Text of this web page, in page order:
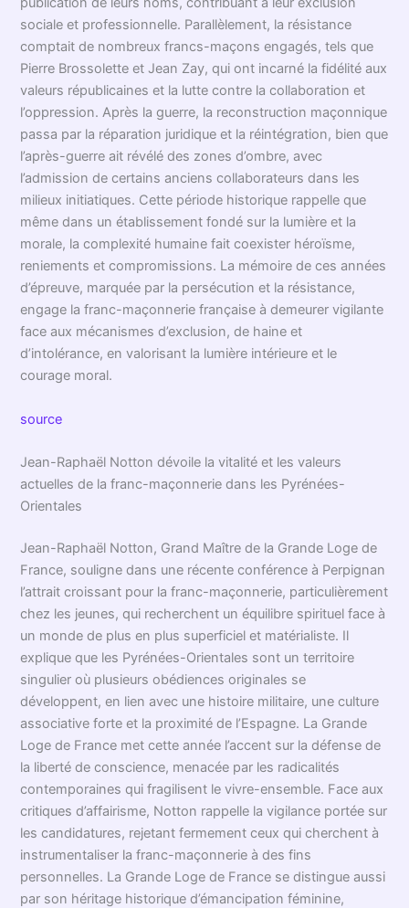
sociale et professionnelle. Parallèlement, la résistance
comptait de nombreux francs-maçons engagés, tels que
Pierre Brossolette et Jean Zay, qui ont incarné la fidélité aux
valeurs républicaines et la lutte contre la collaboration et
l’oppression. Après la guerre, la reconstruction maçonnique
passa par la réparation juridique et la réintégration, bien que
l’après-guerre ait révélé des zones d’ombre, avec
l’admission de certains anciens collaborateurs dans les
milieux initiatiques. Cette période historique rappelle que
même dans un établissement fondé sur la lumière et la
morale, la complexité humaine fait coexister héroïsme,
reniements et compromissions. La mémoire de ces années
d’épreuve, marquée par la persécution et la résistance,
engage la franc-maçonnerie française à demeurer vigilante
face aux mécanismes d’exclusion, de haine et
d’intolérance, en valorisant la lumière intérieure et le
courage moral.
source
Jean-Raphaël Notton dévoile la vitalité et les valeurs
actuelles de la franc-maçonnerie dans les Pyrénées-
Orientales
Jean-Raphaël Notton, Grand Maître de la Grande Loge de
France, souligne dans une récente conférence à Perpignan
l’attrait croissant pour la franc-maçonnerie, particulièrement
chez les jeunes, qui recherchent un équilibre spirituel face à
un monde de plus en plus superficiel et matérialiste. Il
explique que les Pyrénées-Orientales sont un territoire
singulier où plusieurs obédiences originales se
développent, en lien avec une histoire militaire, une culture
associative forte et la proximité de l’Espagne. La Grande
Loge de France met cette année l’accent sur la défense de
la liberté de conscience, menacée par les radicalités
contemporaines qui fragilisent le vivre-ensemble. Face aux
critiques d’affairisme, Notton rappelle la vigilance portée sur
les candidatures, rejetant fermement ceux qui cherchent à
instrumentaliser la franc-maçonnerie à des fins
personnelles. La Grande Loge de France se distingue aussi
par son héritage historique d’émancipation féminine,